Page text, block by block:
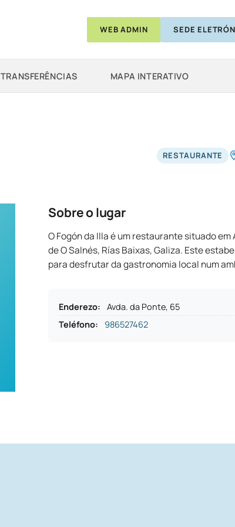
WEB ADMIN SEDE
TRANSFERÊNCIAS MAPA INTERATIVO
RESTAURANTE
Sobre o lugar
O Fogón da Illa é um restaurante situado
de O Salnés, Rías Baixas, Galiza. Este
para desfrutar da gastronomia local num
Enderezo:
Avda. da Ponte, 65
Teléfono: 986527462